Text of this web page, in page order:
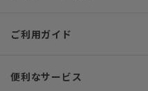
ご利用ガイド
便利なサービス